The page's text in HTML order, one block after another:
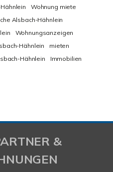
Wohnung miete
Alsbach-Hähnlein
Wohnungsanzeigen
Hähnlein
mieten
Hähnlein
Immobilien
&